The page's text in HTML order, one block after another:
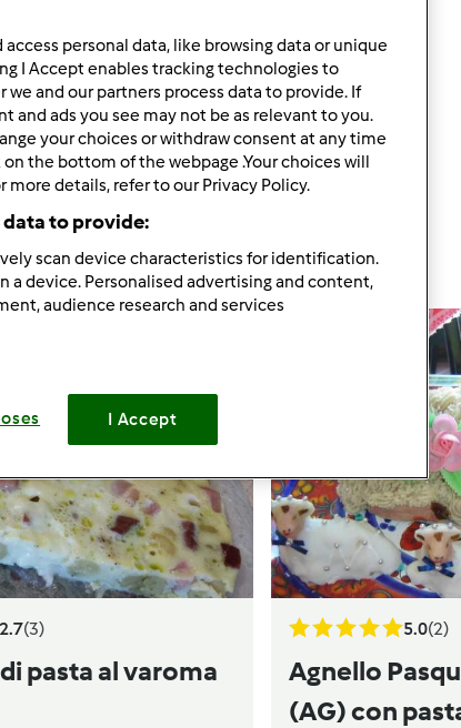
per: "pasta"
Ordina per:
2.7(3)
pasta al varoma
5.0(2)
Agnello
(AG) con
access personal data, like browsing data or unique
I Accept enables tracking technologies to
and our partners process data to provide. If
and ads you see may not be as relevant to you.
your choices or withdraw consent at any time
the bottom of the webpage .Your choices will
details, refer to our Privacy Policy.
data to provide:
scan device characteristics for identification.
a device. Personalised advertising and content,
audience research and services
I Accept